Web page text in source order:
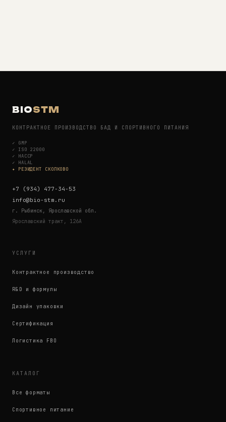
BIOSTM
КОНТРАКТНОЕ ПРОИЗВОДСТВО БАД И СПОРТИВНОГО ПИТАНИЯ
✓ GMP
✓ ISO 22000
✓ HACCP
✓ HALAL
✦ РЕЗИДЕНТ СКОЛКОВО
+7 (934) 477-34-53
info@bio-stm.ru
г. Рыбинск, Ярославской обл.
Ярославский тракт, 126А
УСЛУГИ
Контрактное производство
R&D и формулы
Дизайн упаковки
Сертификация
Логистика FBO
КАТАЛОГ
Все форматы
Спортивное питание